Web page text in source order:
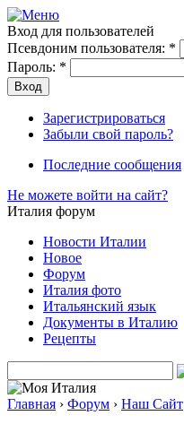
Вход для пользователей
Псевдоним пользователя: *
Пароль: *
Зарегистрироваться
Забыли свой пароль?
Последние сообщения
Не можете войти на сайт?
Италия форум
Новости Италии
Новое
Форум
Италия фото
Итальянский язык
Документы в Италию
Рецепты
Главная › Форум › Наш Сайт